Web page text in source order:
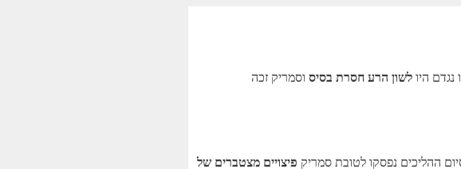
היו לשון הרע חסרת בסיס וסמריק זכה
ההליכים נפסקו לטובת סמריק פיצויים מצטברים של